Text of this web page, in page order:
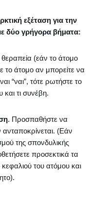
εξέταση για την
δύο γρήγορα βήματα:
(εάν το άτομο
το άτομο αν μπορείτε να
“ναι”, τότε ρωτήστε το
τι συνέβη.
. Προσπαθήστε να
(Εάν
της σπονδυλικής
προσεκτικά τα
του ατόμου και